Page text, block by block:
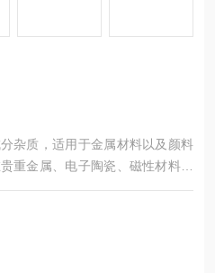
杂质，适用于金属材料以及颜料
重金属、电子陶瓷、磁性材料、